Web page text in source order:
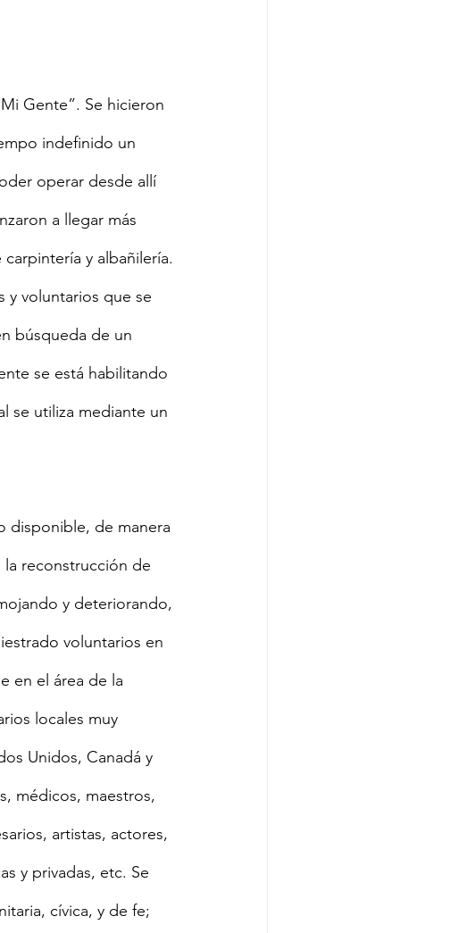
indefinido un
operar desde allí
a llegar más
y albañilería.
y voluntarios que se
búsqueda de un
se está habilitando
se utiliza mediante un
la reconstrucción de
y deteriorando,
voluntarios en
en el área de la
locales muy
Unidos, Canadá y
médicos, maestros,
artistas, actores,
y privadas, etc. Se
cívica, y de fe;